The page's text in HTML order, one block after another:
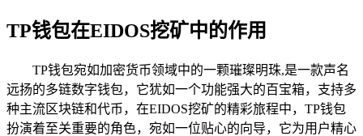
TP钱包在EIDOS挖矿中的作用
TP钱包宛如加密货币领域中的一颗璀璨明珠,是一款声名
远扬的多链数字钱包，它犹如一个功能强大的百宝箱，支持多
种主流区块链和代币，在EIDOS挖矿的精彩旅程中，TP钱包
扮演着至关重要的角色，宛如一位贴心的向导，它为用户精心